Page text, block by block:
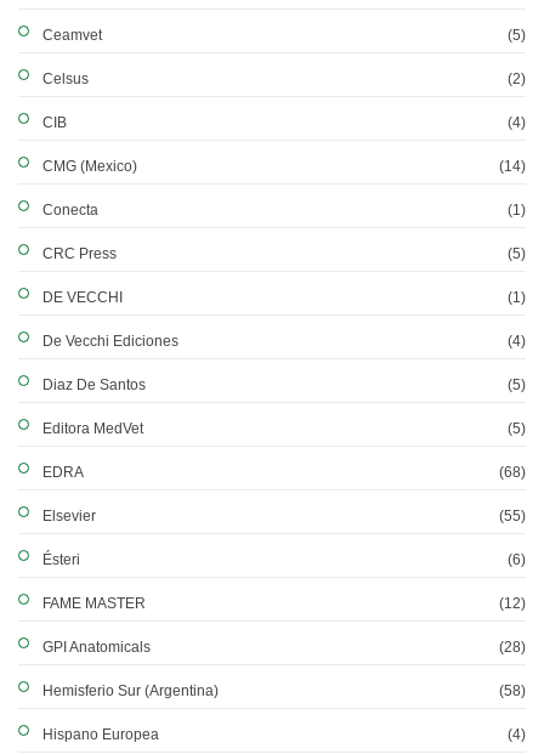
Ceamvet (5)
Celsus (2)
CIB (4)
CMG (Mexico) (14)
Conecta (1)
CRC Press (5)
DE VECCHI (1)
De Vecchi Ediciones (4)
Diaz De Santos (5)
Editora MedVet (5)
EDRA (68)
Elsevier (55)
Ésteri (6)
FAME MASTER (12)
GPI Anatomicals (28)
Hemisferio Sur (Argentina) (58)
Hispano Europea (4)